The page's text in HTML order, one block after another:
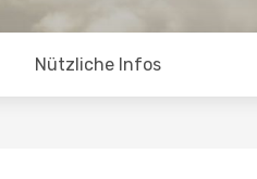
Nützliche Infos